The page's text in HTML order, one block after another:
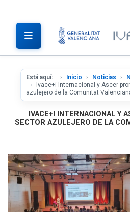
Está aquí: Inicio Noticias
Ivace+i Internacional y Ascer
azulejero de la Comunitat
IVACE+I INTERNACIONAL Y
SECTOR AZULEJERO DE LA